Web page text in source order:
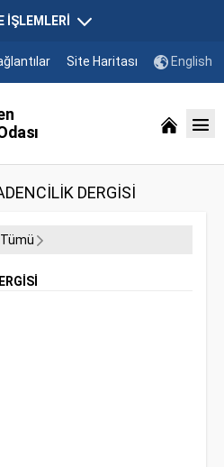
İŞLEMLERİ
Site Haritası English
DERGİSİ
Tümü